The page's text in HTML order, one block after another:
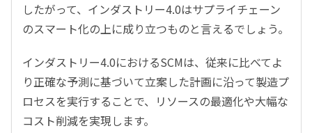
したがって、インダストリー4.0はサプライチェーン
のスマート化の上に成り立つものと言えるでしょう。
インダストリー4.0におけるSCMは、従来に比べてよ
り正確な予測に基づいて立案した計画に沿って製造プ
ロセスを実行することで、リソースの最適化や大幅な
コスト削減を実現します。